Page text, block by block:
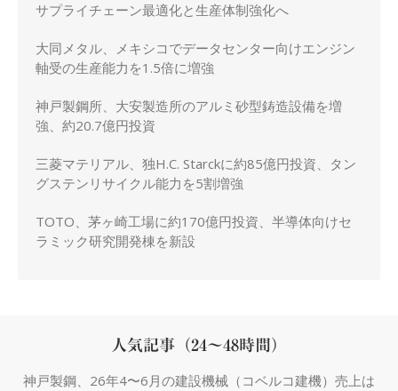
サプライチェーン最適化と生産体制強化へ
大同メタル、メキシコでデータセンター向けエンジン
軸受の生産能力を1.5倍に増強
神戸製鋼所、大安製造所のアルミ砂型鋳造設備を増
強、約20.7億円投資
三菱マテリアル、独H.C. Starckに約85億円投資、タン
グステンリサイクル能力を5割増強
TOTO、茅ヶ崎工場に約170億円投資、半導体向けセ
ラミック研究開発棟を新設
人気記事（24～48時間）
神戸製鋼、26年4〜6月の建設機械（コベルコ建機）売上は